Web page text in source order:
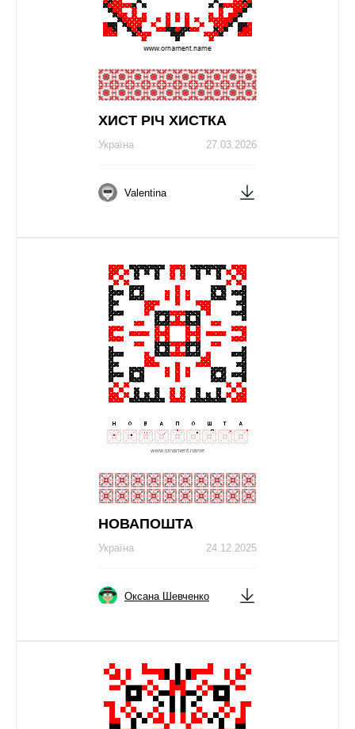
ХИСТ РІЧ ХИСТКА
27.03.2026
Україна
Valentina
НОВАПОШТА
24.12.2025
Україна
Оксана Шевченко